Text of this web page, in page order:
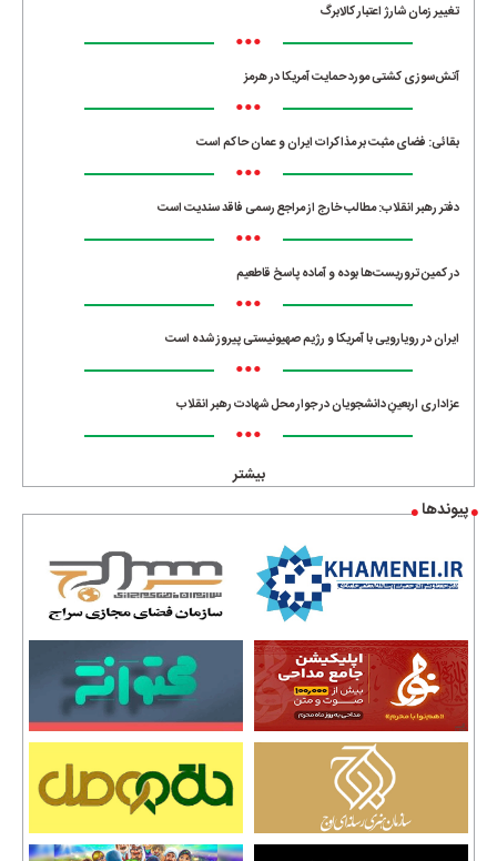
تغییر زمان شارژ اعتبار کالابرگ
•••
آتش‌سوزی کشتی مورد حمایت آمریکا در هرمز
•••
بقائی: فضای مثبت بر مذاکرات ایران و عمان حاکم است
•••
دفتر رهبر انقلاب: مطالب خارج از مراجع رسمی فاقد سندیت است
•••
در کمین تروریست‌ها بوده و آماده پاسخ قاطعیم
•••
ایران در رویارویی با آمریکا و رژیم صهیونیستی پیروز شده است
•••
عزاداری اربعینِ دانشجویان در جوار محل شهادت رهبر انقلاب
•••
بیشتر
پیوندها